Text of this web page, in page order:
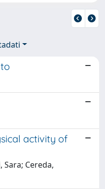
activity of
Sara; Cereda,